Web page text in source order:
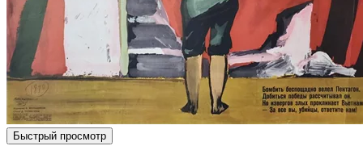
Быстрый просмотр